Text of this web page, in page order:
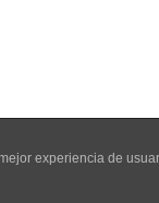
experiencia de